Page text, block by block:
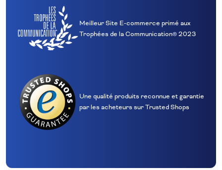
Meilleur Site E‑commerce primé aux
Trophées de la Communication® 2023
Une qualité produits reconnue et garantie
par les acheteurs sur Trusted Shops